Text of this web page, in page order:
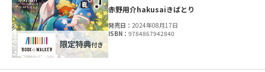
赤野用介hakusaiきばとり
発売日：2024年08月17日
ISBN：9784867942840